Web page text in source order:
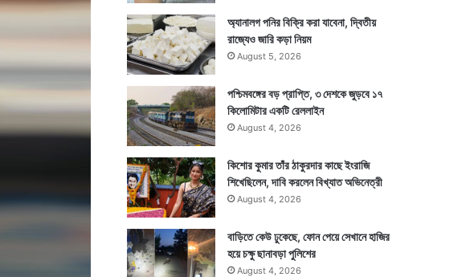
অ্যানালগ পনির বিক্রি করা যাবেনা, দ্বিতীয়
রাজ্যেও জারি কড়া নিয়ম
August 5, 2026
পশ্চিমবঙ্গের বড় প্রাপ্তি, ৩ দেশকে জুড়বে ১৭
কিলোমিটার একটি রেললাইন
August 4, 2026
কিশোর কুমার তাঁর ঠাকুরদার কাছে ইংরাজি
শিখেছিলেন, দাবি করলেন বিখ্যাত অভিনেত্রী
August 4, 2026
বাড়িতে কেউ ঢুকেছে, ফোন পেয়ে সেখানে হাজির
হয়ে চক্ষু ছানাবড়া পুলিশের
August 4, 2026